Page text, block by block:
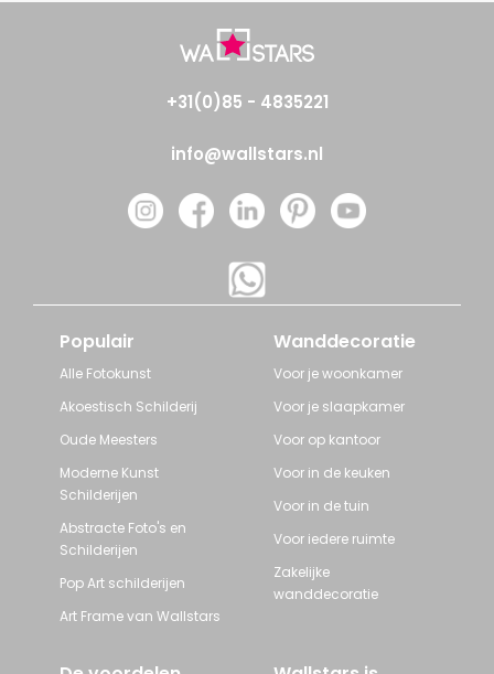
+31(0)85 - 4835221
info@wallstars.nl
Populair
Alle Fotokunst
Akoestisch Schilderij
Oude Meesters
Moderne Kunst
Schilderijen
Abstracte Foto's en
Schilderijen
Pop Art schilderijen
Art Frame van Wallstars
Wanddecoratie
Voor je woonkamer
Voor je slaapkamer
Voor op kantoor
Voor in de keuken
Voor in de tuin
Voor iedere ruimte
Zakelijke
wanddecoratie